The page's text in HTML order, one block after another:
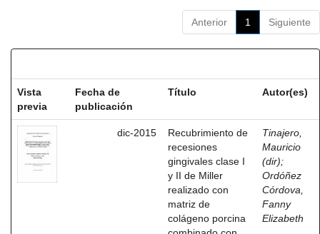
Anterior 1 Siguiente
Vista
previa
Fecha de
publicación
Título Autor(es)
dic-2015
Recubrimiento de
recesiones
gingivales clase I
y II de Miller
realizado con
matriz de
colágeno porcina
Tinajero,
Mauricio
(dir);
Ordóñez
Córdova,
Fanny
Elizabeth